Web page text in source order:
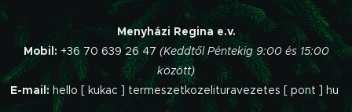
Menyházi Regina e.v.
Mobil: +36 70 639 26 47 (Keddtől Péntekig 9:00 és 15:00
között)
E-mail:hello [ kukac ] termeszetkozelituravezetes [ pont ] hu